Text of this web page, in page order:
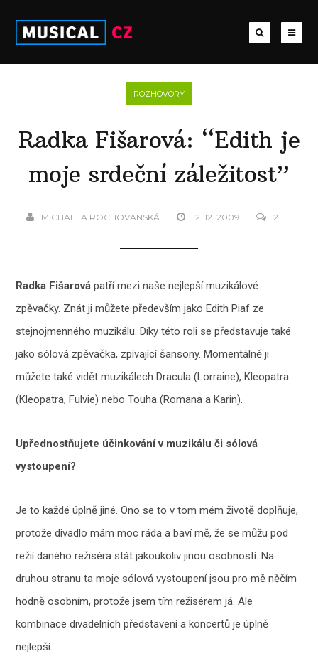
ROZHOVORY
Radka Fišarová: “Edith je
moje srdeční záležitost”
MICHAELA ROCHOVANSKÁ 12. 12. 2009 2
Radka Fišarová patří mezi naše nejlepší muzikálové
zpěvačky. Znát ji můžete především jako Edith Piaf ze
stejnojmenného muzikálu. Díky této roli se představuje také
jako sólová zpěvačka, zpívající šansony. Momentálně ji
můžete také vidět muzikálech Dracula (Lorraine), Kleopatra
(Kleopatra, Fulvie) nebo Touha (Romana a Karin).
Upřednostňujete účinkování v muzikálu či sólová
vystoupení?
Je to každé úplně jiné. Ono se to v tom mém životě doplňuje,
protože divadlo mám moc ráda a baví mě, že se můžu pod
režií daného režiséra stát jakoukoliv jinou osobností. Na
druhou stranu ta moje sólová vystoupení jsou pro mě něčím
hodně osobním, protože jsem tím režisérem já. Ale
kombinace divadelních představení a koncertů je úplně
nejlepší.